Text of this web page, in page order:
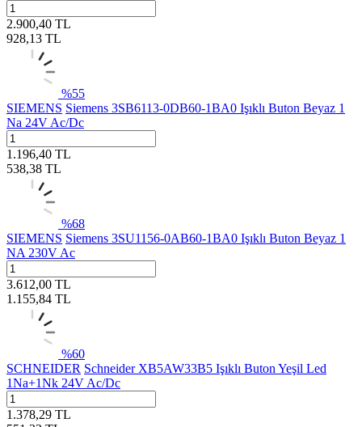
2.900,40 TL
928,13 TL
%55
SIEMENS Siemens 3SB6113-0DB60-1BA0 Işıklı Buton Beyaz 1
Na 24V Ac/Dc
1.196,40 TL
538,38 TL
%68
SIEMENS Siemens 3SU1156-0AB60-1BA0 Işıklı Buton Beyaz 1
NA 230V Ac
3.612,00 TL
1.155,84 TL
%60
SCHNEIDER Schneider XB5AW33B5 Işıklı Buton Yeşil Led
1Na+1Nk 24V Ac/Dc
1.378,29 TL